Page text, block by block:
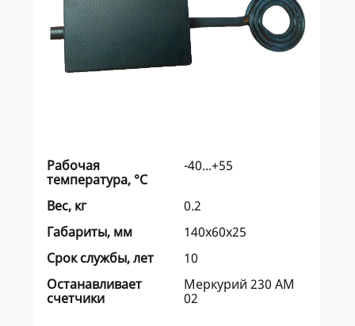
Рабочая
температура, °C
-40...+55
Вес, кг
0.2
Габариты, мм
140x60x25
Срок службы, лет
10
Останавливает
счетчики
Меркурий 230 AM
02